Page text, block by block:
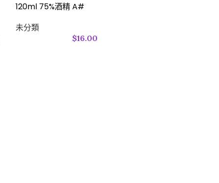
120ml 75%酒精 A#
未分類
$16.00